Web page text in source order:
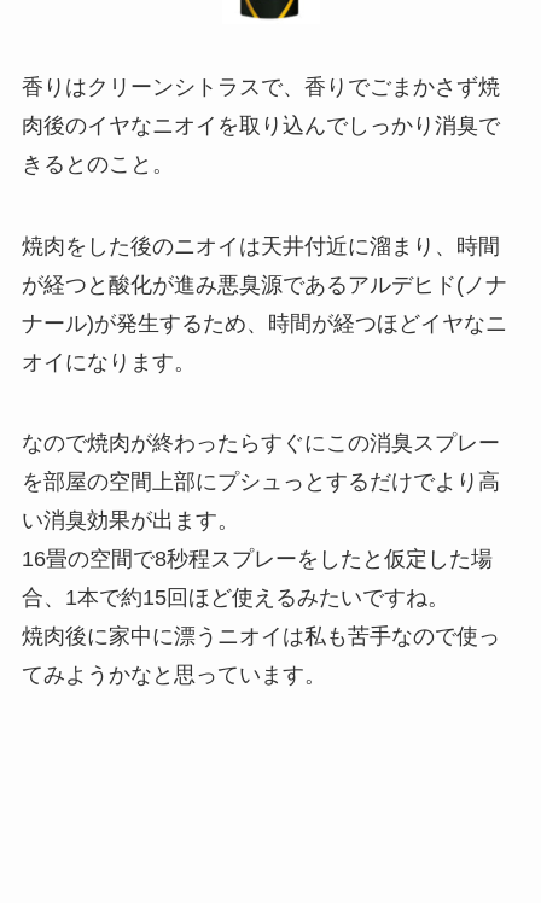
香りはクリーンシトラスで、香りでごまかさず焼
肉後のイヤなニオイを取り込んでしっかり消臭で
きるとのこと。
焼肉をした後のニオイは天井付近に溜まり、時間
が経つと酸化が進み悪臭源であるアルデヒド(ノナ
ナール)が発生するため、時間が経つほどイヤなニ
オイになります。
なので焼肉が終わったらすぐにこの消臭スプレー
を部屋の空間上部にプシュっとするだけでより高
い消臭効果が出ます。
16畳の空間で8秒程スプレーをしたと仮定した場
合、1本で約15回ほど使えるみたいですね。
焼肉後に家中に漂うニオイは私も苦手なので使っ
てみようかなと思っています。